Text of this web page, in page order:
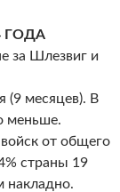
ГОДА
за Шлезвиг и
(9 месяцев). В
меньше.
от общего
страны 19
накладно.